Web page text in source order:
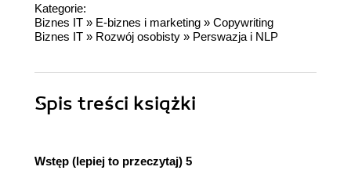
Kategorie:
Biznes IT » E-biznes i marketing » Copywriting
Biznes IT » Rozwój osobisty » Perswazja i NLP
Spis treści książki
Wstęp (lepiej to przeczytaj) 5